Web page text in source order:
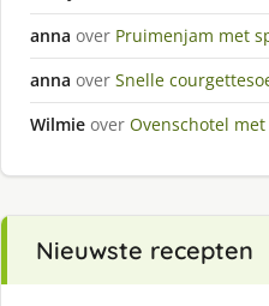
anna over Pruimenjam met
anna over Snelle
Wilmie over Ovenschotel
Nieuwste recepten